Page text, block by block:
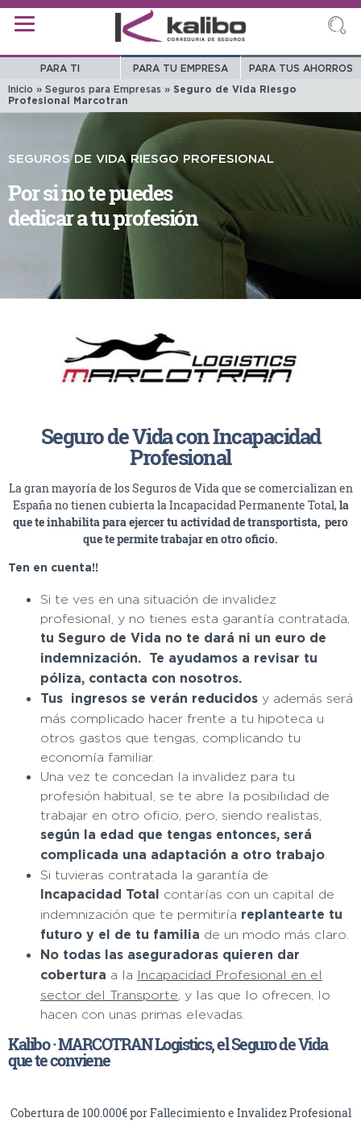
PARA TI PARA TU EMPRESA
PARA TUS AHORROS
Inicio » Seguros para Empresas » Seguro de Vida Riesgo
Profesional Marcotran
SEGUROS DE VIDA RIESGO PROFESIONAL
Por si no te puedes
dedicar a tu profesión
Seguro de Vida con Incapacidad
Profesional
La gran mayoría de los Seguros de Vida que se comercializan en
España no tienen cubierta la Incapacidad Permanente Total,la
que te inhabilita para ejercer tu actividad de transportista, pero
que te permite trabajar en otro oficio.
Ten en cuenta!!
Si te ves en una situación de invalidez
profesional, y no tienes esta garantía contratada,
tu Seguro de Vida no te dará ni un euro de
indemnización. Te ayudamos a revisar tu
póliza, contacta con nosotros.
Tus ingresos se verán reducidos y además será
más complicado hacer frente a tu hipoteca u
otros gastos que tengas, complicando tu
economía familiar.
Una vez te concedan la invalidez para tu
profesión habitual, se te abre la posibilidad de
trabajar en otro oficio, pero, siendo realistas,
según la edad que tengas entonces, será
complicada una adaptación a otro trabajo.
Si tuvieras contratada la garantía de
Incapacidad Total contarías con un capital de
indemnización que te permitiría replantearte tu
futuro y el de tu familia de un modo más claro.
No todas las aseguradoras quieren dar
cobertura a la Incapacidad Profesional en el
sector del Transporte, y las que lo ofrecen, lo
hacen con unas primas elevadas.
Kalibo · MARCOTRAN Logistics, el Seguro de Vida
que te conviene
Cobertura de 100.000€ por Fallecimiento e Invalidez Profesional